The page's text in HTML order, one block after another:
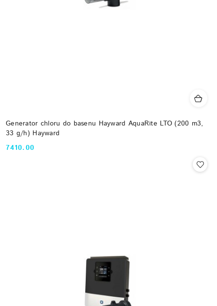
Generator chloru do basenu Hayward AquaRite LTO (200 m3,
33 g/h) Hayward
Cena:
7410.00